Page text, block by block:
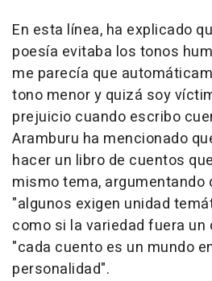
En esta línea, ha explicado
poesía evitaba los tonos
me parecía que
tono menor y quizá soy
prejuicio cuando escribo
Aramburu ha mencionado
hacer un libro de cuentos
mismo tema, argumentando
"algunos exigen unidad
como si la variedad fuera
"cada cuento es un mundo
personalidad".